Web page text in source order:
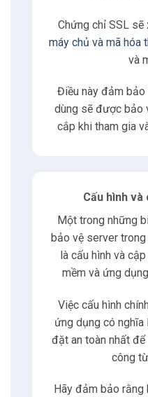
Kiểm tra tính toàn
Bảo vệ tài khoản
Đặt mật khẩu
Theo dõi lịch sử
Mã hóa âm thanh và
Mã hóa video
Chứng chỉ SSL sẽ
máy chủ và mã hóa
và
Điều này đảm
dùng sẽ được bảo
cắp khi tham gia
Cấu hình và
Một trong những
bảo vệ server
là cấu hình và
mềm và ứng
Việc cấu hình
ứng dụng có
đặt an toàn nhất
công
Hãy đảm bảo